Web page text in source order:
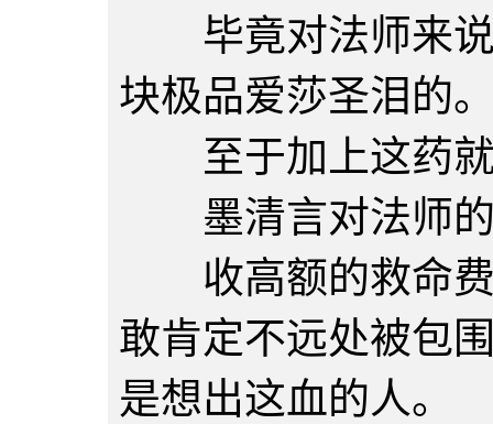
毕竟对法师来说
块极品爱莎圣泪的
至于加上这药就
墨清言对法师的
收高额的救命费
敢肯定不远处被包
是想出这血的人。